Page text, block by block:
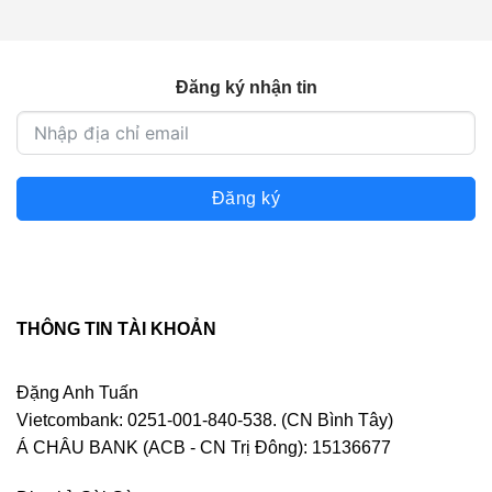
Đăng ký nhận tin
Đăng ký
THÔNG TIN TÀI KHOẢN
Đặng Anh Tuấn
Vietcombank: 0251-001-840-538. (CN Bình Tây)
Á CHÂU BANK (ACB - CN Trị Đông): 15136677